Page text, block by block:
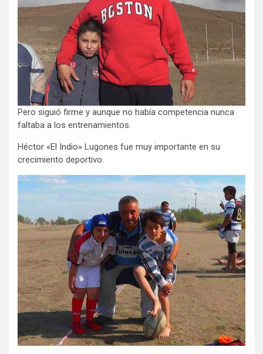
Pero siguió firme y aunque no había competencia nunca
faltaba a los entrenamientos.
Héctor «El Indio» Lugones fue muy importante en su
crecimiento deportivo.